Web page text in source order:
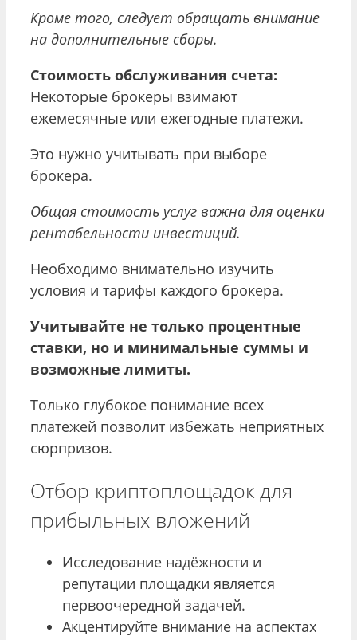
Кроме того, следует обращать внимание
на дополнительные сборы.
Стоимость обслуживания счета:
Некоторые брокеры взимают
ежемесячные или ежегодные платежи.
Это нужно учитывать при выборе
брокера.
Общая стоимость услуг важна для оценки
рентабельности инвестиций.
Необходимо внимательно изучить
условия и тарифы каждого брокера.
Учитывайте не только процентные
ставки, но и минимальные суммы и
возможные лимиты.
Только глубокое понимание всех
платежей позволит избежать неприятных
сюрпризов.
Отбор криптоплощадок для
прибыльных вложений
Исследование надёжности и
репутации площадки является
первоочередной задачей.
Акцентируйте внимание на аспектах